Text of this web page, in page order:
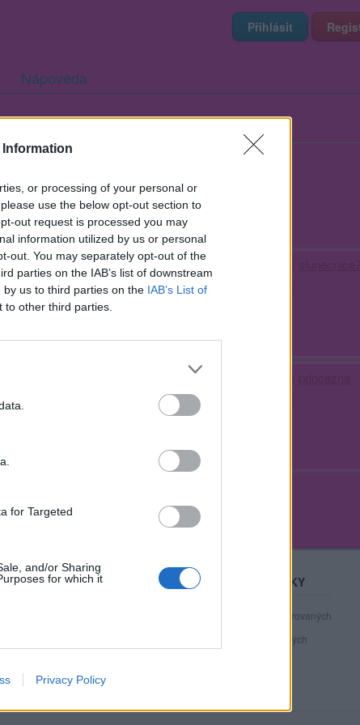
Information
or processing of your personal or
use the below opt-out section to
out request is processed you may
information utilized by us or personal
out. You may separately opt-out of the
parties on the IAB’s list of downstream
us to third parties on the IAB’s List of
to other third parties.
for Targeted
and/or Sharing
for which it
Privacy Policy
Přihlásit
Nápověda
za to Tvé Ti
princezna
KOMUNITA
Premium
STATISTIKY
registrovaných
přihlášených